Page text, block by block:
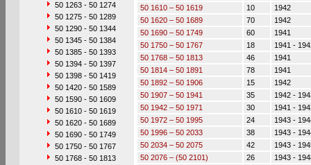
50 1263 - 50 1274
50 1275 - 50 1289
50 1290 - 50 1344
50 1345 - 50 1384
50 1385 - 50 1393
50 1394 - 50 1397
50 1398 - 50 1419
50 1420 - 50 1589
50 1590 - 50 1609
50 1610 - 50 1619
50 1620 - 50 1689
50 1690 - 50 1749
50 1750 - 50 1767
50 1768 - 50 1813
50 1610 – 50 1619
10
1942
50 1620 – 50 1689
70
1942
50 1690 – 50 1749
60
1941
50 1750 – 50 1767
18
1941 -
50 1768 – 50 1813
46
1941
50 1814 – 50 1891
78
1941
50 1892 – 50 1906
15
1942
50 1907 – 50 1941
35
1942 -
50 1942 – 50 1971
30
1941 -
50 1972 – 50 1995
24
1943 -
50 1996 – 50 2033
38
1943 -
50 2034 – 50 2075
42
1943 -
50 2076 – (50 2101)
26
1943 -